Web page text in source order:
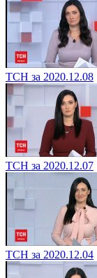
ТСН за 2020.12.08
ТСН за 2020.12.07
ТСН за 2020.12.04